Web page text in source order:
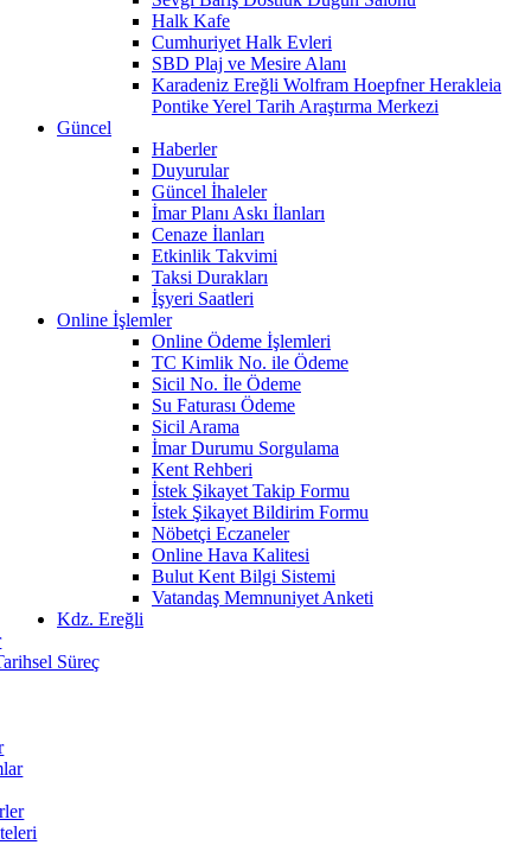
Halk Kafe
Cumhuriyet Halk Evleri
SBD Plaj ve Mesire Alanı
Karadeniz Ereğli Wolfram Hoepfner Herakleia
Pontike Yerel Tarih Araştırma Merkezi
Güncel
Haberler
Duyurular
Güncel İhaleler
İmar Planı Askı İlanları
Cenaze İlanları
Etkinlik Takvimi
Taksi Durakları
İşyeri Saatleri
Online İşlemler
Online Ödeme İşlemleri
TC Kimlik No. ile Ödeme
Sicil No. İle Ödeme
Su Faturası Ödeme
Sicil Arama
İmar Durumu Sorgulama
Kent Rehberi
İstek Şikayet Takip Formu
İstek Şikayet Bildirim Formu
Nöbetçi Eczaneler
Online Hava Kalitesi
Bulut Kent Bilgi Sistemi
Vatandaş Memnuniyet Anketi
Kdz. Ereğli
Süreç